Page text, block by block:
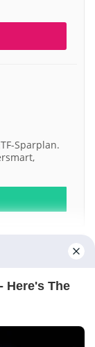
Sparplan.
100 Nikkei 225
Shs
Here's The